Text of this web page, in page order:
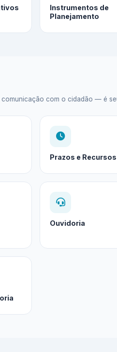
Instrumentos de
Planejamento
com o cidadão — é seu
Prazos e
Ouvidoria